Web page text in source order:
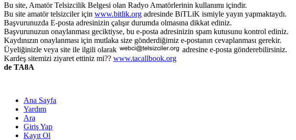
Bu site, Amatör Telsizcilik Belgesi olan Radyo Amatörlerinin kullanımı içindir.
Bu site amatör telsizciler için www.bitlik.org adresinde BiTLiK ismiyle yayın yapmaktaydı.
Başvurunuzda E-posta adresinizin çalışır durumda olmasına dikkat ediniz.
Başvurunuzun onaylanması geciktiyse, bu e-posta adresinizin spam kutusunu kontrol ediniz.
Kaydınızın onaylanması için mutlaka size gönderdiğimiz e-postanın cevaplanması gerekir.
Üyeliğinizle veya site ile ilgili olarak
adresine e-posta gönderebilirsiniz.
Kardeş sitemizi ziyaret ettiniz mi?? www.tacallbook.org
de TA8A
Ana Sayfa
Yardım
Ara
Giriş Yap
Kayıt Ol